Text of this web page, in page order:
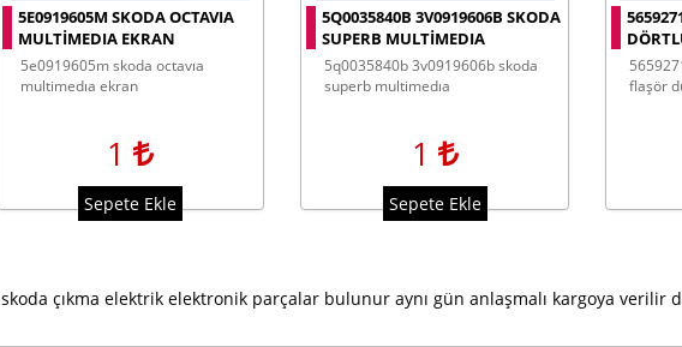
5E0919605M SKODA OCTAVIA
MULTIMEDIA EKRAN
5e0919605m skoda octavıa
multimedıa ekran
1
Sepete Ekle
5Q0035840B 3V0919606B SKODA
SUPERB MULTIMEDIA
5q0035840b 3v0919606b skoda
superb multimedıa
1
Sepete Ekle
565927132aq skoda kodiaq dörtlü
flaşör
skoda çıkma elektrik elektronik parçalar bulunur aynı gün anlaşmalı kargoya